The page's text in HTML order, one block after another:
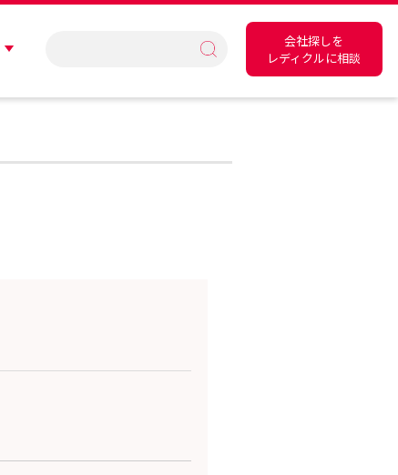
会社探しを
レディクルに相談